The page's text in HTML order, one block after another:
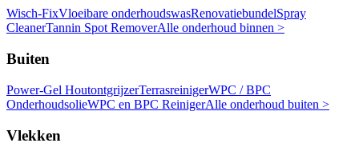
Wisch-FixVloeibare onderhoudswasRenovatiebundelSpray
CleanerTannin Spot RemoverAlle onderhoud binnen >
Buiten
Power-Gel HoutontgrijzerTerrasreinigerWPC / BPC
OnderhoudsolieWPC en BPC ReinigerAlle onderhoud buiten >
Vlekken